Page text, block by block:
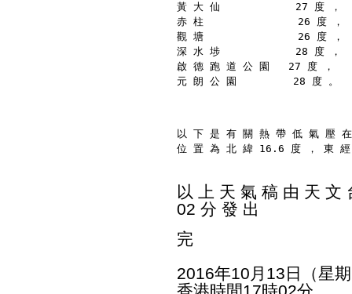
黃 大 仙            27 度 ，
赤 柱               26 度 ，
觀 塘               26 度 ，
深 水 埗            28 度 ，
啟 德 跑 道 公 園   27 度 ，
元 朗 公 園         28 度 。
以 下 是 有 關 熱 帶 低 氣 壓
位 置 為 北 緯 16.6 度 ， 東
以 上 天 氣 稿 由 天 文
02 分 發 出
完
2016年10月13日（星